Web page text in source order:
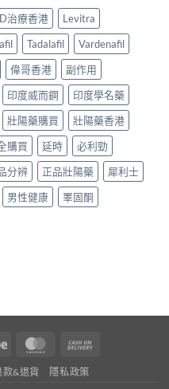
治療香港
Levitra
Tadalafil
Vardenafil
偉哥香港
副作用
印度威而鋼
印度學名藥
壯陽藥購買
壯陽藥香港
購買 延時
必利勁
分辨 正品壯陽藥
犀利士
男性健康
睪固酮
Stripe MasterCard
款&退貨 隱私政策